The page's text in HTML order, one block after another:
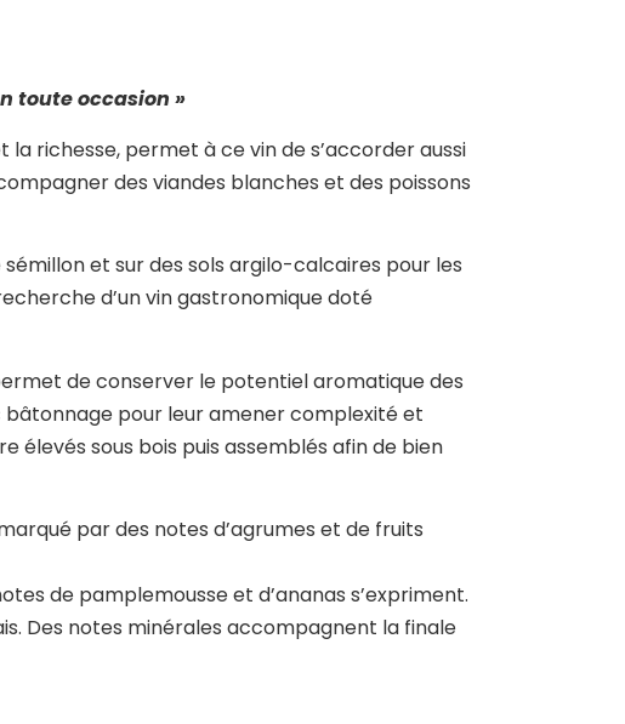
toute occasion »
richesse, permet à ce vin de s’accorder aussi
des viandes blanches et des poissons
et sur des sols argilo-calcaires pour les
d’un vin gastronomique doté
de conserver le potentiel aromatique des
bâtonnage pour leur amener complexité et
élevés sous bois puis assemblés afin de bien
par des notes d’agrumes et de fruits
de pamplemousse et d’ananas s’expriment.
Des notes minérales accompagnent la finale